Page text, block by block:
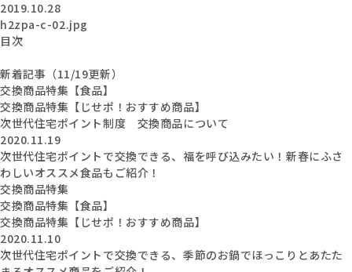
2019.10.28
h2zpa-c-02.jpg
目次
新着記事（11/19更新）
交換商品特集【食品】
交換商品特集【じせポ！おすすめ商品】
次世代住宅ポイント制度 交換商品について
2020.11.19
次世代住宅ポイントで交換できる、福を呼び込みたい！新春にふさ
わしいオススメ食品もご紹介！
交換商品特集
交換商品特集【食品】
交換商品特集【じせポ！おすすめ商品】
2020.11.10
次世代住宅ポイントで交換できる、季節のお鍋でほっこりとあたた